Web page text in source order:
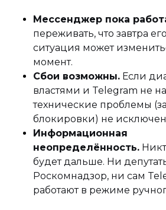
Мессенджер пока
переживать, что завтра
ситуация может
момент.
Сбои возможны. Если
властями и Telegram не
технические проблемы
блокировки) не
Информационная
неопределённость.
будет дальше. Ни
Роскомнадзор, ни сам
работают в режиме